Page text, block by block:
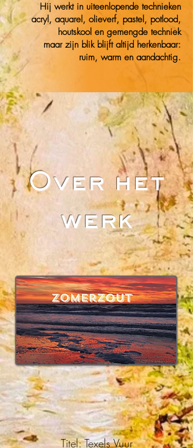
Hij werkt in uiteenlopende technieken
acryl, aquarel, olieverf, pastel, potlood,
houtskool en gemengde techniek
maar zijn blik blijft altijd herkenbaar:
ruim, warm en aandachtig.
Over het
werk
Titel: Texels Vuur